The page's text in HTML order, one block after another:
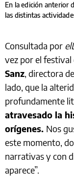
En la edición anterior
las distintas
Consultada por
vez por el festival
Sanz, directora
lado, que la
profundamente
atravesado la
orígenes. Nos
este momento,
narrativas y con
aparece”.